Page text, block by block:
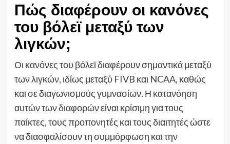
Πώς διαφέρουν οι κανόνες
του βόλεϊ μεταξύ των
λιγκών;
Οι κανόνες του βόλεϊ διαφέρουν σημαντικά μεταξύ
των λιγκών, ιδίως μεταξύ FIVB και NCAA, καθώς
και σε διαγωνισμούς γυμνασίων. Η κατανόηση
αυτών των διαφορών είναι κρίσιμη για τους
παίκτες, τους προπονητές και τους διαιτητές ώστε
να διασφαλίσουν τη συμμόρφωση και την